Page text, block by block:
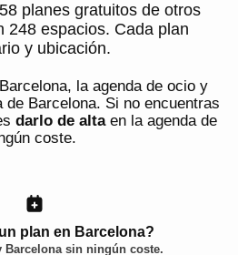
planes gratuitos de otros
248 espacios. Cada plan
y ubicación.
, la agenda de ocio y
de Barcelona. Si no encuentras
darlo de altaen la agenda de
coste.
plan en Barcelona?
Barcelonasin ningún coste.